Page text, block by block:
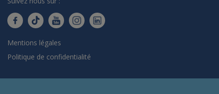
Mentions légales
Politique de confidentialité